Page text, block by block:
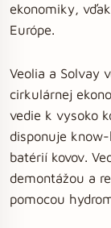
ekonomiky,
Európe.
Veolia a Solvay
cirkulárnej
vedie k vysoko
disponuje
batérií kovov.
demontážou a
pomocou